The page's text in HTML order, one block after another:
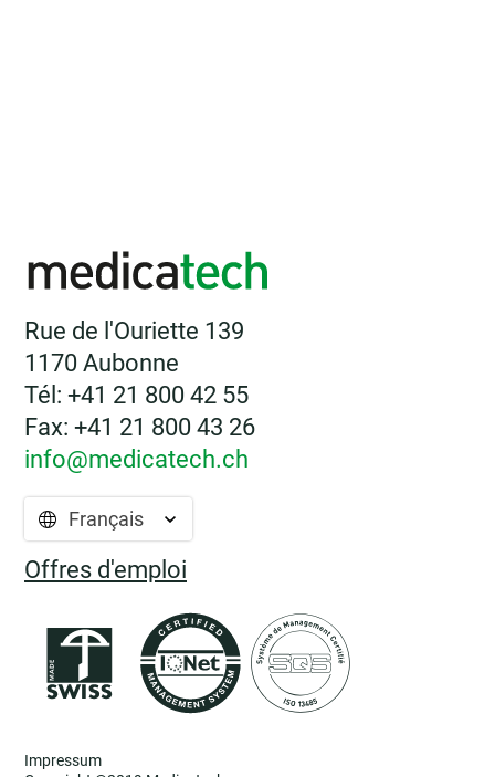
Rue de l'Ouriette 139
1170 Aubonne
Tél: +41 21 800 42 55
Fax: +41 21 800 43 26
info@medicatech.ch
Français
Offres d'emploi
Impressum